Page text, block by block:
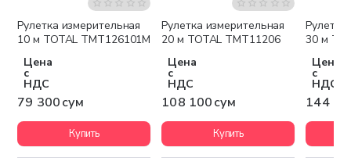
Рулетка измерительная
10 м TOTAL TMT126101M
Цена
с
НДС
79 300 сум
Купить
Рулетка измерительная
20 м TOTAL TMT11206
Цена
с
НДС
108 100 сум
Купить
30 м
Цена
с
НДС
144